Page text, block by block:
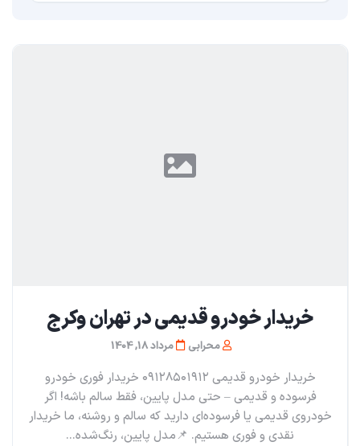
خریدار خودرو قدیمی در تهران و‌کرج
محرابی مرداد 18, 1404
خریدار خودرو قدیمی ۰۹۱۲۸۵۰۱۹۱۲ خریدار فوری خودرو
فرسوده و قدیمی – حتی مدل پایین، فقط سالم باشه! اگر
خودروی قدیمی یا فرسوده‌ای دارید که سالم و روشنه، ما خریدار
نقدی و فوری هستیم. 📌مدل پایین، رنگ‌شده...